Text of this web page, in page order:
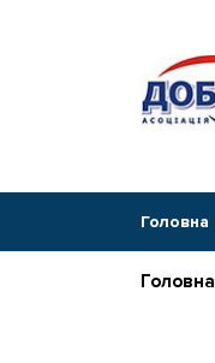
Головна
Головна